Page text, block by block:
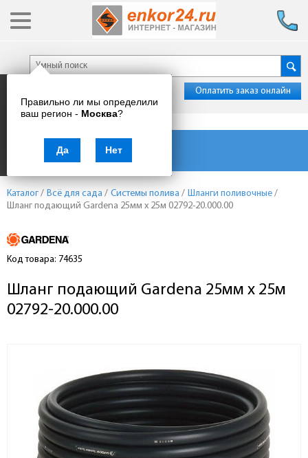
Правильно ли мы определили
ваш регион - Москва?
Да Нет
Оплатить заказ онлайн
Каталог товаров
Каталог / Всё для сада / Системы полива / Шланги поливочные /
Шланг подающий Gardena 25мм x 25м 02792-20.000.00
Код товара: 74635
Шланг подающий Gardena 25мм x 25м
02792-20.000.00